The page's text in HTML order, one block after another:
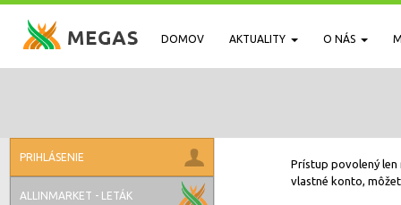
DOMOV AKTUALITY O NÁS
PRIHLÁSENIE
ALLINMARKET - LETÁK
Prístup povolený len
vlastné konto,